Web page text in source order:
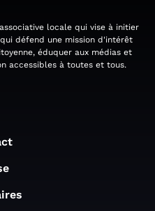
locale qui vise à initier
défend une mission d'intérêt
éduquer aux médias et
accessibles à toutes et tous.